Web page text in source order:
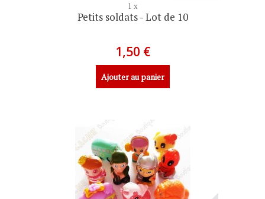
1 x
Petits soldats - Lot de 10
1,50 €
Ajouter au panier